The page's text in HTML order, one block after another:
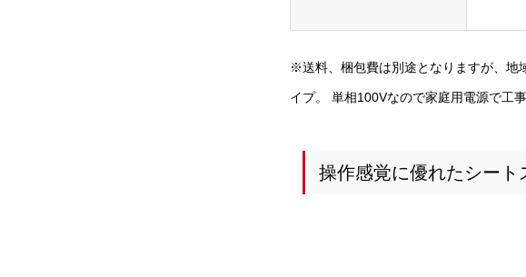
※送料、梱包費は別途となりますが、地
イプ。 単相100Vなので家庭用電源で工
操作感覚に優れたシート